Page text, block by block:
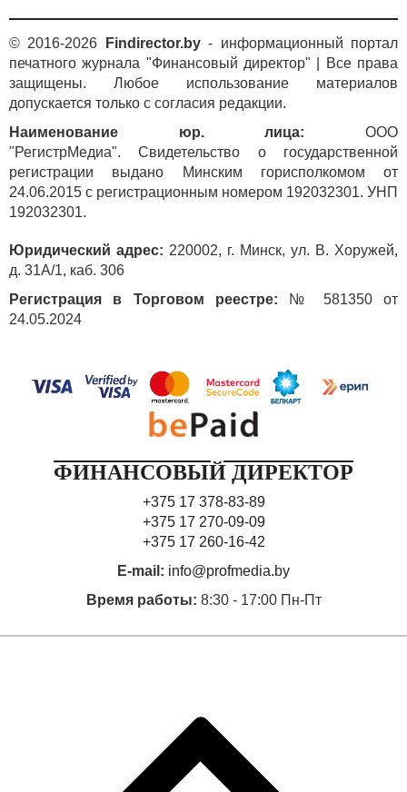
© 2016-2026 Findirector.by- информационный портал
печатного журнала "Финансовый директор" | Все права
защищены. Любое использование материалов
допускается только с согласия редакции.
Наименование юр. лица: ООО
"РегистрМедиа". Свидетельство о государственной
регистрации выдано Минским горисполкомом от
24.06.2015 с регистрационным номером 192032301. УНП
192032301.
Юридический адрес: 220002, г. Минск, ул. В. Хоружей,
д. 31А/1, каб. 306
Регистрация в Торговом реестре: № 581350 от
24.05.2024
ФИНАНСОВЫЙ ДИРЕКТОР
+375 17 378-83-89
+375 17 270-09-09
+375 17 260-16-42
E-mail: info@profmedia.by
Время работы: 8:30 - 17:00 Пн-Пт